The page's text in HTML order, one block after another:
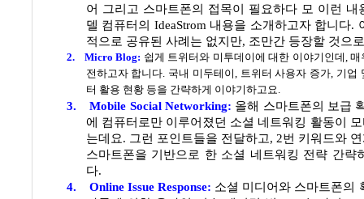
어 그리고 스마트폰의 접목이 필요하다 모 이런 내
델 컴퓨터의 IdeaStrom 내용을 소개하고자 합니다.
적으로 공유된 사례는 없지만, 조만간 등장할 것으
2. Micro Blog: 쉽게 트위터와 미투데이에 대한 이야기인데 ,매
전하고자 합니다 . 국내 미두테이, 트위터 사용자 증가, 기업
터 활용 현황 등을 간략하게 이야기하고요.
3. Mobile Social Networking: 올해 스마트폰의 보급
에 컴퓨터로만 이루어졌던 소셜 네트워킹 활동이
는데요. 그런 포인트들을 전달하고, 2번 키워드와
스마트폰을 기반으로 한 소셜 네트워킹 전략 간략
다.
4.
Online Issue Response: 소셜 미디어와 스마트폰의